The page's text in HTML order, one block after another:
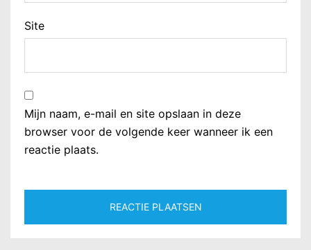
Site
Mijn naam, e-mail en site opslaan in deze
browser voor de volgende keer wanneer ik een
reactie plaats.